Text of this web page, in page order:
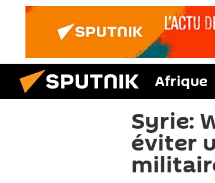
Afrique
Syrie:
éviter